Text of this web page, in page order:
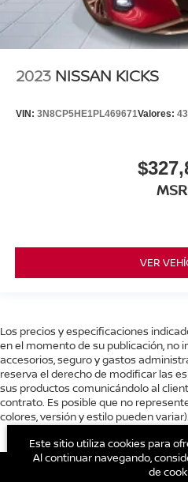
2023 NISSAN KICKS
VIN: 3N8CP5HE1PL469671Valores:
VER
Los precios y especificaciones
en el momento de su publicación, no
accesorios, seguro y gastos
reserva el derecho de modificar las
sus productos comunicándolo al
contrato. Es posible que no
colores, versión y estilo pueden variar).
Este sitio utiliza cookies para
Al continuar navegando,
de